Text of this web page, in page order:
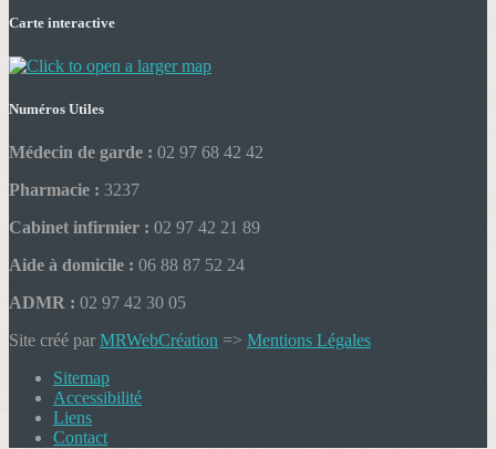
Carte interactive
Numéros Utiles
Médecin de garde : 02 97 68 42 42
Pharmacie : 3237
Cabinet infirmier : 02 97 42 21 89
Aide à domicile : 06 88 87 52 24
ADMR : 02 97 42 30 05
Site créé par MRWebCréation => Mentions Légales
Sitemap
Accessibilité
Liens
Contact